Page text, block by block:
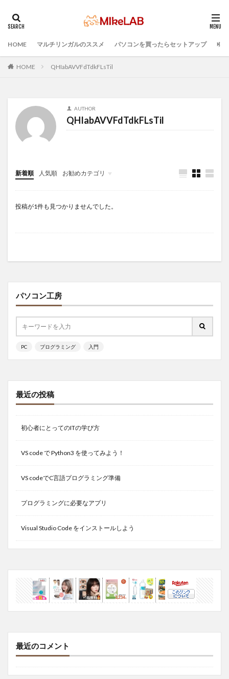
HOME マルチリンガルのススメ パソコンを買ったらセットアップ プ
HOME QHIabAVVFdTdkFLsTil
AUTHOR
QHIabAVVFdTdkFLsTil
新着順 人気順 お勧めカテゴリ
Infomation
投稿が1件も見つかりませんでした。
パソコン工房
PC プログラミング 入門
最近の投稿
初心者にとってのITの学び方
VS code で Python3 を使ってみよう！
VS codeでC言語プログラミング準備
プログラミングに必要なアプリ
Visual Studio Code をインストールしよう
最近のコメント
タグ
PC選択 ウィルス対策
どれがいい
選ぶ
マルチリンガル
ブラインドタッチ